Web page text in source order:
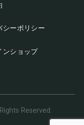
シーポリシー
ンショップ
Reserved.